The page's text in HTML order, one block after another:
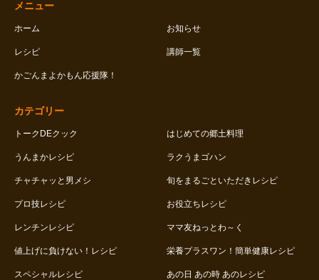
メニュー
ホーム お知らせ
レシピ 講師一覧
かごんまよかもん応援隊！
カテゴリー
トークDEクック はじめての郷土料理
うんまかレシピ ラクうまゴハン
チャチャッと男メシ 旬をまるごといただきレシピ
プロ技レシピ お役立ちレシピ
レンチンレシピ ママ友ねっとわ～く
値上げに負けない！レシピ 栄養プラスワン！簡単健康レシピ
スペシャルレシピ あの日 あの時 あのレシピ